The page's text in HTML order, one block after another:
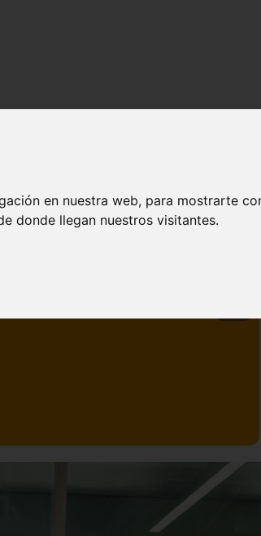
en nuestra web, para mostrarte
donde llegan nuestros visitantes.